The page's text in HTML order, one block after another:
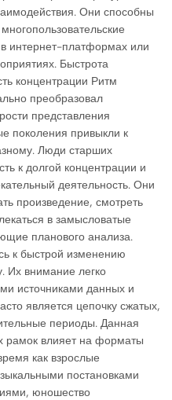
Они способны
интернет-платформах или
Быстрота
концентрации Ритм
преобразовал
представления
поколения привыкли к
Люди старших
к долгой концентрации и
деятельность. Они
произведение, смотреть
в замысловатые
планового анализа.
к быстрой изменению
Их внимание легко
источниками данных и
является цепочку сжатых,
периоды. Данная
рамок влияет на форматы
как взрослые
постановками
юношество